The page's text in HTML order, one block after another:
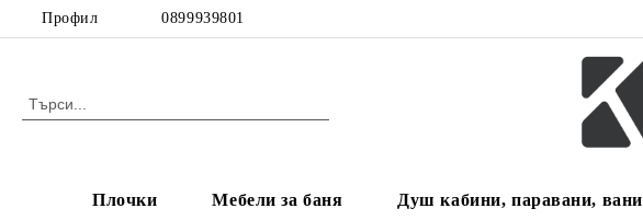
Профил 0899939801
Плочки Мебели за баня Душ кабини, паравани, вани